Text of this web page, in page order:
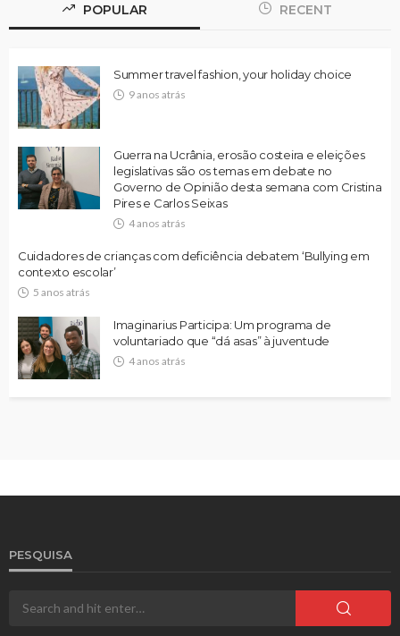
POPULAR RECENT
Summer travel fashion, your holiday choice
9 anos atrás
Guerra na Ucrânia, erosão costeira e eleições
legislativas são os temas em debate no
Governo de Opinião desta semana com Cristina
Pires e Carlos Seixas
4 anos atrás
Cuidadores de crianças com deficiência debatem ‘Bullying em
contexto escolar’
5 anos atrás
Imaginarius Participa: Um programa de
voluntariado que “dá asas” à juventude
4 anos atrás
PESQUISA